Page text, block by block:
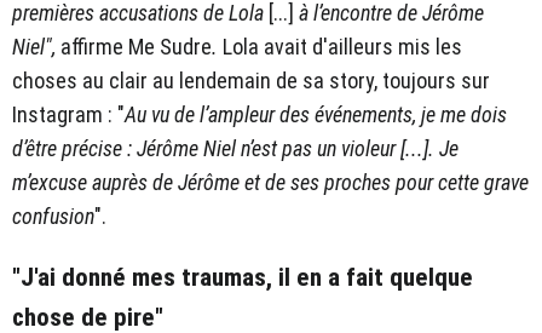
premières accusations de Lola [...] à l’encontre de Jérôme
Niel", affirme Me Sudre. Lola avait d'ailleurs mis les
choses au clair au lendemain de sa story, toujours sur
Instagram : "Au vu de l’ampleur des événements, je me dois
d’être précise : Jérôme Niel n’est pas un violeur [...]. Je
m’excuse auprès de Jérôme et de ses proches pour cette grave
confusion".
"J'ai donné mes traumas, il en a fait quelque
chose de pire"